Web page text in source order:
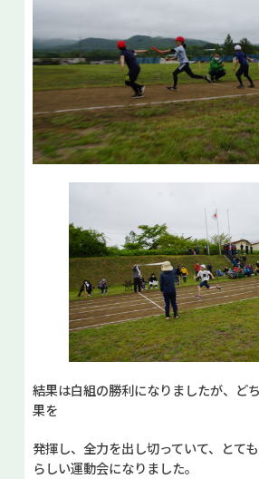
結果は白組の勝利になりましたが、ど
果を
発揮し、全力を出し切っていて、とて
らしい運動会になりました。